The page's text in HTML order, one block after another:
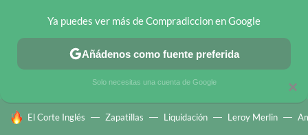
CHOLLOS TELEGRAM OFERTAS EN MÓVILES OFERTAS EN
HOY SE HABLA DE
El Corte Inglés Zapatillas Liquidación Leroy Merlin
×
Ya puedes ver más de Compradiccion en Google
Añádenos como fuente preferida
Solo necesitas una cuenta de Google